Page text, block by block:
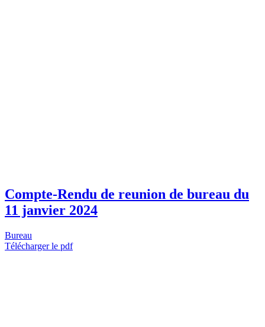
Compte-Rendu de reunion de bureau du
11 janvier 2024
Bureau
Télécharger le pdf